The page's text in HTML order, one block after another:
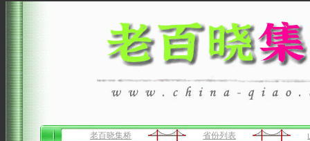
老百晓集桥 省份列表